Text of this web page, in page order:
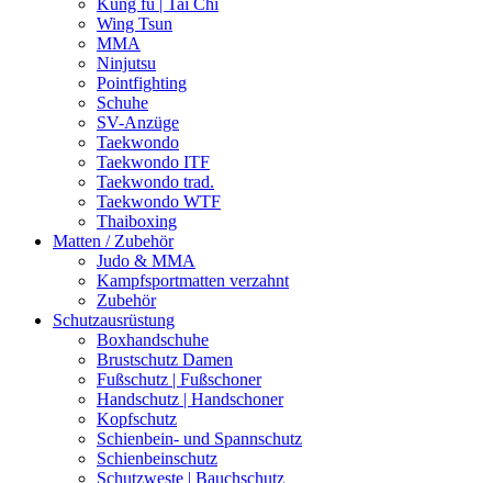
Kung fu | Tai Chi
Wing Tsun
MMA
Ninjutsu
Pointfighting
Schuhe
SV-Anzüge
Taekwondo
Taekwondo ITF
Taekwondo trad.
Taekwondo WTF
Thaiboxing
Matten / Zubehör
Judo & MMA
Kampfsportmatten verzahnt
Zubehör
Schutzausrüstung
Boxhandschuhe
Brustschutz Damen
Fußschutz | Fußschoner
Handschutz | Handschoner
Kopfschutz
Schienbein- und Spannschutz
Schienbeinschutz
Schutzweste | Bauchschutz